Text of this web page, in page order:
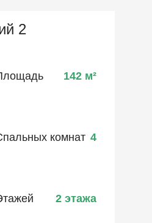
2
142 м²
комнат 4
2 этажа